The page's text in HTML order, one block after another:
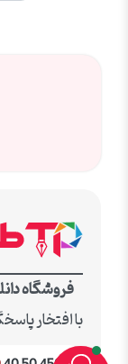
فروشگاه
با افتخار